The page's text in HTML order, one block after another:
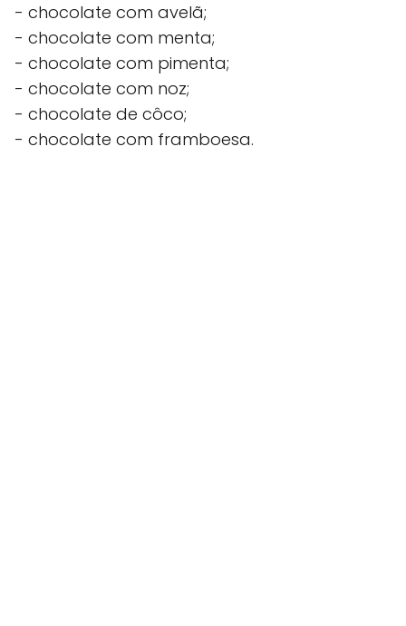
- chocolate com avelã;
- chocolate com menta;
- chocolate com pimenta;
- chocolate com noz;
- chocolate de côco;
- chocolate com framboesa.